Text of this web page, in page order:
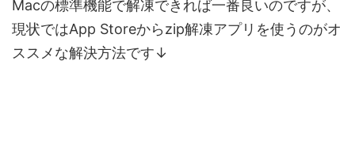
Macの標準機能で解凍できれば一番良いのですが、
現状ではApp Storeからzip解凍アプリを使うのがオ
ススメな解決方法です↓